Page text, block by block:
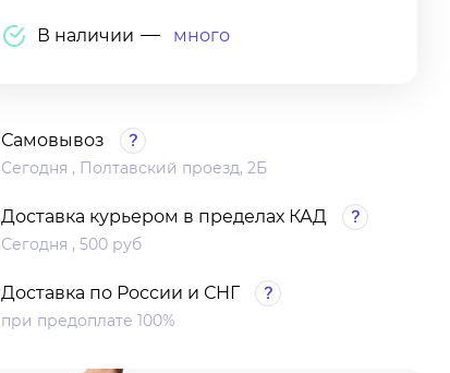
В наличии много
Самовывоз
Сегодня , Полтавский проезд, 2Б
Доставка курьером в пределах КАД
Сегодня , 500 руб
Доставка по России и СНГ
при предоплате 100%